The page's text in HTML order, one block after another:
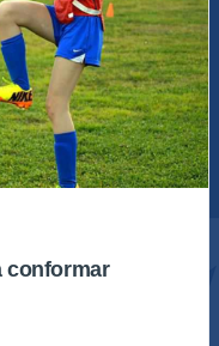
conformar